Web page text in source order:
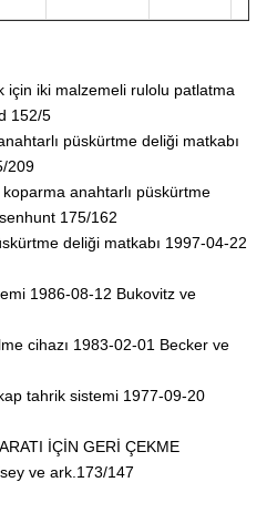
için iki malzemeli rulolu patlatma
152/5
püskürtme deliği matkabı
209
anahtarlı püskürtme
175/162
deliği matkabı 1997-04-22
1986-08-12 Bukovitz ve
cihazı 1983-02-01 Becker ve
tahrik sistemi 1977-09-20
İÇİN GERİ ÇEKME
ve ark.173/147